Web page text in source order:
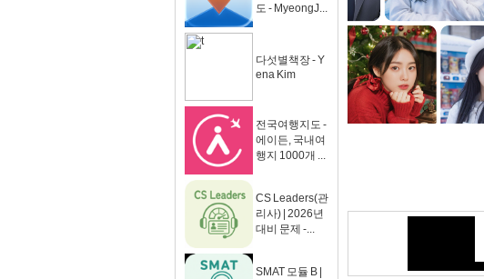
도 - MyeongJ...
다섯별책장 - Y
ena Kim
전국여행지도 -
에이든, 국내여
행지 1000개 ...
CS Leaders(관
리사) | 2026년
대비 문제 -...
SMAT 모듈 B |